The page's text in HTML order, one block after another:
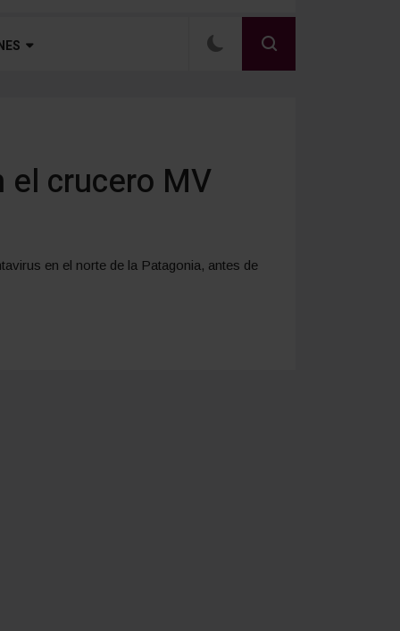
crucero MV
en el norte de la Patagonia, antes de